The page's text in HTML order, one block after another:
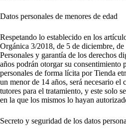
Datos personales de menores de edad
Respetando lo establecido en los
Orgánica 3/2018, de 5 de diciembre,
Personales y garantía de los derechos
años podrán otorgar su consentimiento
personales de forma lícita por Tienda
un menor de 14 años, será necesario el
tutores para el tratamiento, y este solo
en la que los mismos lo hayan
Secreto y seguridad de los datos